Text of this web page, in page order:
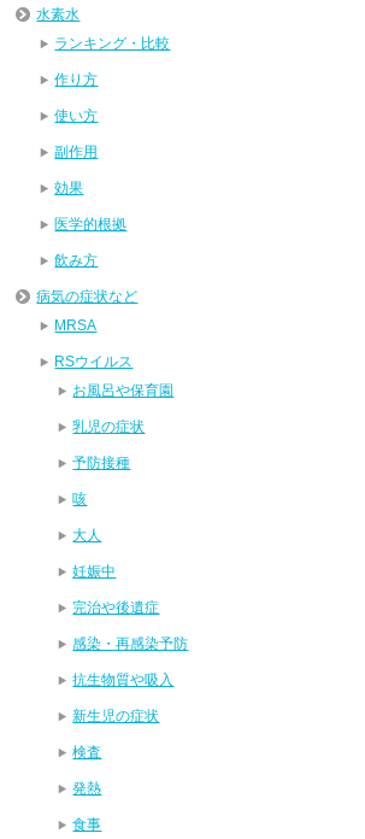
水素水
ランキング・比較
作り方
使い方
副作用
効果
医学的根拠
飲み方
病気の症状など
MRSA
RSウイルス
お風呂や保育園
乳児の症状
予防接種
咳
大人
妊娠中
完治や後遺症
感染・再感染予防
抗生物質や吸入
新生児の症状
検査
発熱
食事